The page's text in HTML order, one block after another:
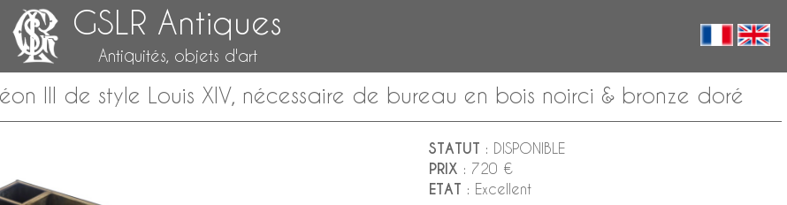
GSLR Antiques
Antiquités, objets d'art
III de style Louis XIV, nécessaire de bureau en bois noirci & bronze doré
STATUT : DISPONIBLE
PRIX : 720 €
ETAT : Excellent